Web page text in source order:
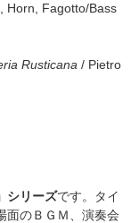
Horn, Fagotto/Bass
Rusticana / Pietro
シリーズです。タイ
面のＢＧＭ、演奏会